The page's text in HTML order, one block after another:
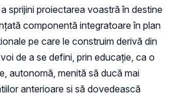
sprijini proiectarea voastră în destine
componentă integratoare în plan
pe care le construim derivă din
de a se defini, prin educație, ca o
autonomă, menită să ducă mai
anterioare și să dovedească